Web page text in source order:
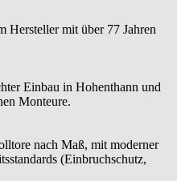
Hersteller mit über 77 Jahren
Einbau in Hohenthann und
Monteure.
nach Maß, mit moderner
(Einbruchschutz,